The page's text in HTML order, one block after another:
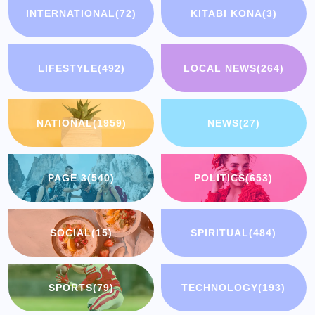
INTERNATIONAL(72) KITABI KONA(3)
LIFESTYLE(492) LOCAL NEWS(264)
NATIONAL(1959) NEWS(27)
PAGE 3(540) POLITICS(653)
SOCIAL(15) SPIRITUAL(484)
SPORTS(79) TECHNOLOGY(193)